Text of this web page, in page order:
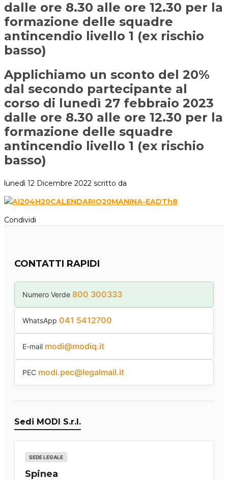
dalle ore 8.30 alle ore 12.30 per la
formazione delle squadre
antincendio livello 1 (ex rischio
basso)
Applichiamo un sconto del 20%
dal secondo partecipante al
corso di lunedì 27 febbraio 2023
dalle ore 8.30 alle ore 12.30 per la
formazione delle squadre
antincendio livello 1 (ex rischio
basso)
lunedì 12 Dicembre 2022 scritto da
Condividi
CONTATTI RAPIDI
Numero Verde 800 300333
WhatsApp 041 5412700
E-mail modi@modiq.it
PEC modi.pec@legalmail.it
Sedi MODI S.r.l.
SEDE LEGALE
Spinea